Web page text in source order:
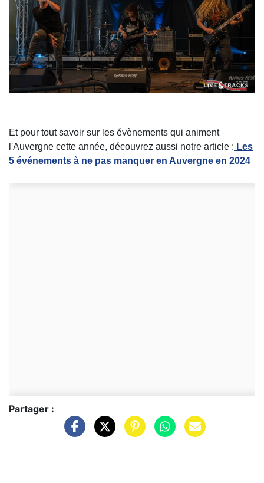
Et pour tout savoir sur les évènements qui animent
l'Auvergne cette année, découvrez aussi notre article : Les
5 événements à ne pas manquer en Auvergne en 2024
Partager :